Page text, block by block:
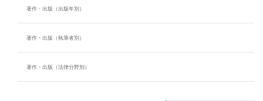
著作・出版（出版年別）
著作・出版（執筆者別）
著作・出版（法律分野別）